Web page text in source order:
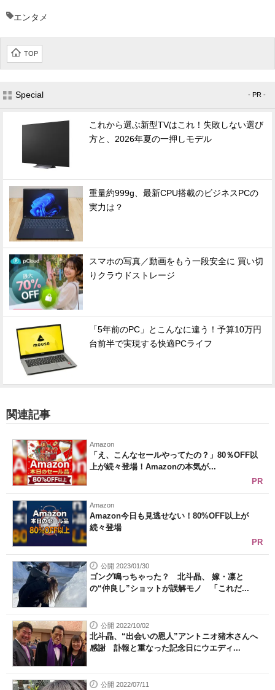
エンタメ
TOP
Special - PR -
これから選ぶ新型TVはこれ！失敗しない選び
方と、2026年夏の一押しモデル
重量約999g、最新CPU搭載のビジネスPCの
実力は？
スマホの写真／動画をもう一段安全に 買い切
りクラウドストレージ
「5年前のPC」とこんなに違う！予算10万円
台前半で実現する快適PCライフ
関連記事
Amazon
「え、こんなセールやってたの？」80％OFF以
上が続々登場！Amazonの本気が...
PR
Amazon
Amazon今日も見逃せない！80%OFF以上が
続々登場
PR
公開 2023/01/30
ゴング鳴っちゃった？ 北斗晶、 嫁・凛と
の“仲良し”ショットが誤解モノ 「これだ...
公開 2022/10/02
北斗晶、“出会いの恩人”アントニオ猪木さんへ
感謝 訃報と重なった記念日にウエディ...
公開 2022/07/11